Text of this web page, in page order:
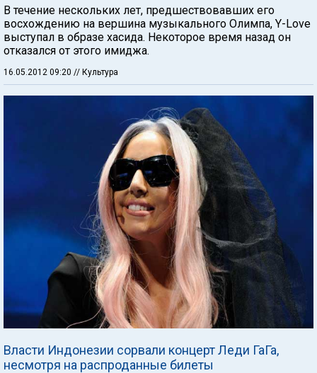
В течение нескольких лет, предшествовавших его
восхождению на вершина музыкального Олимпа, Y-Love
выступал в образе хасида. Некоторое время назад он
отказался от этого имиджа.
16.05.2012 09:20 // Культура
Власти Индонезии сорвали концерт Леди ГаГа,
несмотря на распроданные билеты